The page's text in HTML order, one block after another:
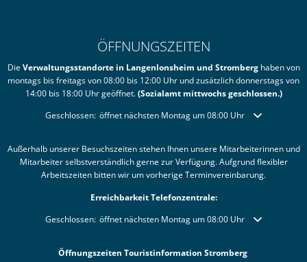
ÖFFNUNGSZEITEN
DieVerwaltungsstandorte in Langenlonsheim und Stromberghaben von
montags bis freitags von 08:00 bis 12:00 Uhr und zusätzlich donnerstags von
14:00 bis 18:00 Uhr geöffnet.(Sozialamt mittwochs geschlossen.)
Klicken, um weitere Öffnungs- oder Schließzeiten auszublenden
Geschlossen: öffnet nächsten Montag um 08:00 Uhr
Außerhalb unserer Besuchszeiten stehen Ihnen unsere Mitarbeiterinnen und
Mitarbeiter selbstverständlich gerne zur Verfügung. Aufgrund flexibler
Arbeitszeiten bitten wir um vorherige Terminvereinbarung.
Erreichbarkeit Telefonzentrale:
Klicken, um weitere Öffnungs- oder Schließzeiten auszublenden
Geschlossen: öffnet nächsten Montag um 08:00 Uhr
Öffnungszeiten Touristinformation Stromberg